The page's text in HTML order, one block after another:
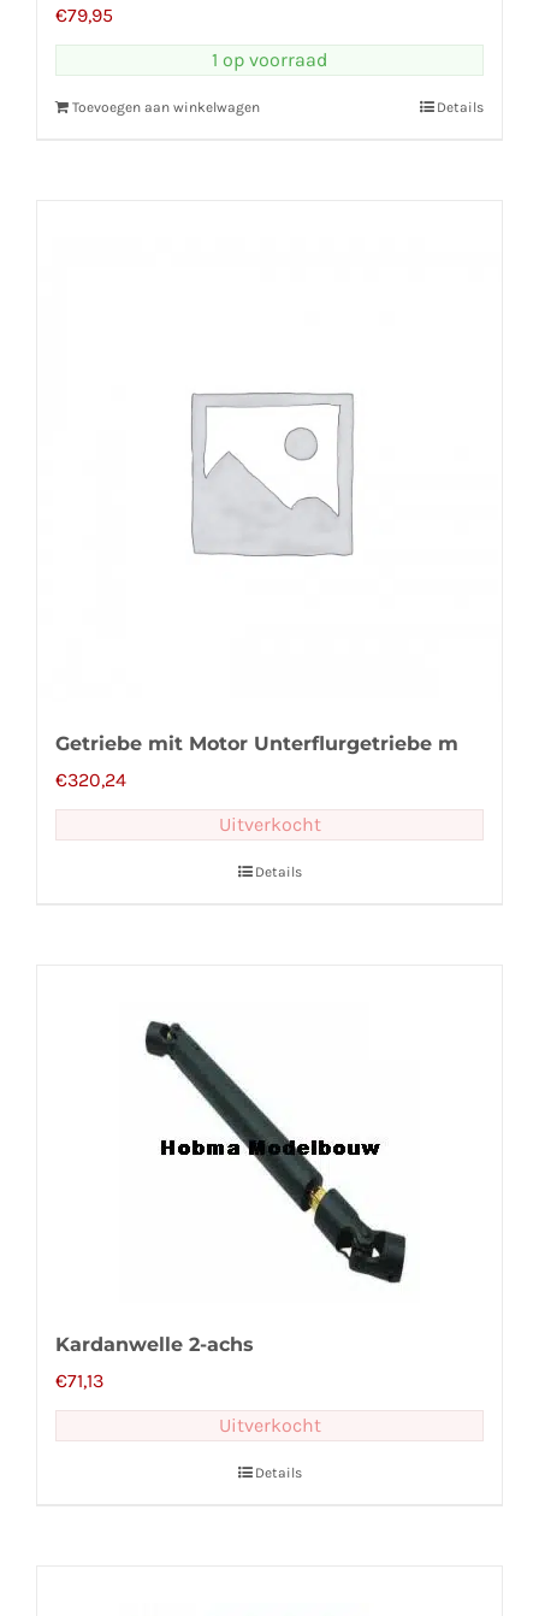
€79,95
1 op voorraad
Toevoegen aan winkelwagen Details
Getriebe mit Motor Unterflurgetriebe m
€320,24
Uitverkocht
Details
Kardanwelle 2-achs
€71,13
Uitverkocht
Details